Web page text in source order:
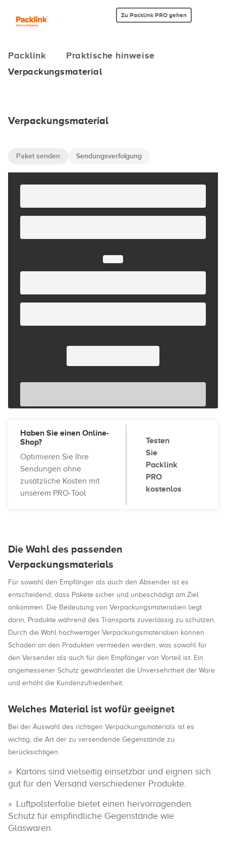
Zu Packlink PRO gehen
Packlink
Praktische hinweise
Verpackungsmaterial
Verpackungsmaterial
Paket senden Sendungsverfolgung
Haben Sie einen Online-
Shop?
Optimieren Sie Ihre
Sendungen ohne
zusätzliche Kosten mit
unserem PRO-Tool
Testen
Sie
Packlink
PRO
kostenlos
Die Wahl des passenden
Verpackungsmaterials
Für sowohl den Empfänger als auch den Absender ist es
entscheidend, dass Pakete sicher und unbeschädigt am Ziel
ankommen. Die Bedeutung von Verpackungsmaterialien liegt
darin, Produkte während des Transports zuverlässig zu schützen.
Durch die Wahl hochwertiger Verpackungsmaterialien können
Schäden an den Produkten vermieden werden, was sowohl für
den Versender als auch für den Empfänger von Vorteil ist. Ein
angemessener Schutz gewährleistet die Unversehrtheit der Ware
und erhöht die Kundenzufriedenheit.
Welches Material ist wofür geeignet
Bei der Auswahl des richtigen Verpackungsmaterials ist es
wichtig, die Art der zu versendende Gegenstände zu
berücksichtigen.
Kartons sind vielseitig einsetzbar und eignen sich
gut für den Versand verschiedener Produkte.
Luftpolsterfolie bietet einen hervorragenden
Schutz für empfindliche Gegenstände wie
Glaswaren.